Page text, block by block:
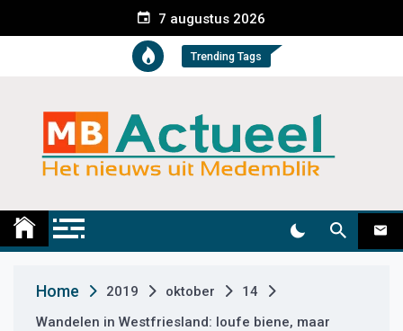
e
t
7 augustus 2026
Trending Tags
Medemblik Actueel
Home 2019 oktober
14
Wandelen in Westfriesland: loufe biene, maar